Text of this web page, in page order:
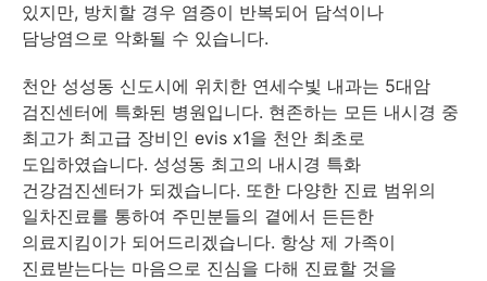
있지만, 방치할 경우 염증이 반복되어 담석이나
담낭염으로 악화될 수 있습니다.
천안 성성동 신도시에 위치한 연세수빛 내과는 5대암
검진센터에 특화된 병원입니다. 현존하는 모든 내시경 중
최고가 최고급 장비인 evis x1을 천안 최초로
도입하였습니다. 성성동 최고의 내시경 특화
건강검진센터가 되겠습니다. 또한 다양한 진료 범위의
일차진료를 통하여 주민분들의 곁에서 든든한
의료지킴이가 되어드리겠습니다. 항상 제 가족이
진료받는다는 마음으로 진심을 다해 진료할 것을